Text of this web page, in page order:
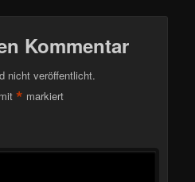
Kommentar
nicht veröffentlicht.
* markiert